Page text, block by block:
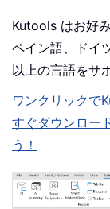
Kutools はお好
ペイン語、ドイ
以上の言語をサ
ワンクリックで
すぐダウンロー
う！